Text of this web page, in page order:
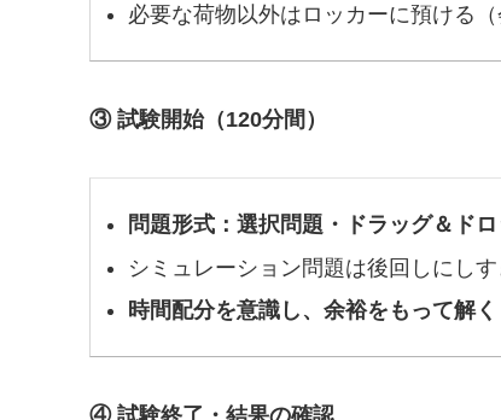
必要な荷物以外はロッカーに預ける（
③ 試験開始（120分間）
問題形式：選択問題・ドラッグ＆ド
シミュレーション問題は後回しにしす
時間配分を意識し、余裕をもって解く